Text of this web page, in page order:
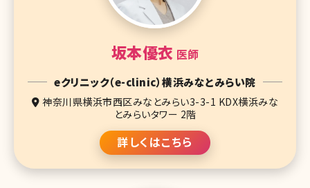
坂本優衣 医師
eクリニック（e-clinic）横浜みなとみらい院
神奈川県横浜市西区みなとみらい3-3-1 KDX横浜みな
とみらいタワー 2階
詳しくはこちら